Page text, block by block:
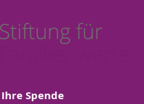
Spende